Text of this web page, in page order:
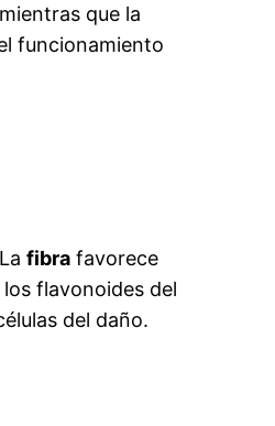
que la
funcionamiento
fibra favorece
flavonoides del
del daño.